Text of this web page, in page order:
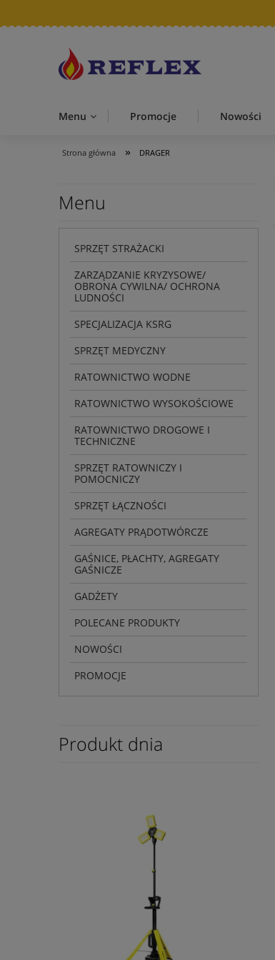
Menu Promocje Nowości
Strona główna » DRAGER
Menu
SPRZĘT STRAŻACKI
ZARZĄDZANIE KRYZYSOWE/
OBRONA CYWILNA/ OCHRONA
LUDNOŚCI
SPECJALIZACJA KSRG
SPRZĘT MEDYCZNY
RATOWNICTWO WODNE
RATOWNICTWO WYSOKOŚCIOWE
RATOWNICTWO DROGOWE I
TECHNICZNE
SPRZĘT RATOWNICZY I
POMOCNICZY
SPRZĘT ŁĄCZNOŚCI
AGREGATY PRĄDOTWÓRCZE
GAŚNICE, PŁACHTY, AGREGATY
GAŚNICZE
GADŻETY
POLECANE PRODUKTY
NOWOŚCI
PROMOCJE
Produkt dnia